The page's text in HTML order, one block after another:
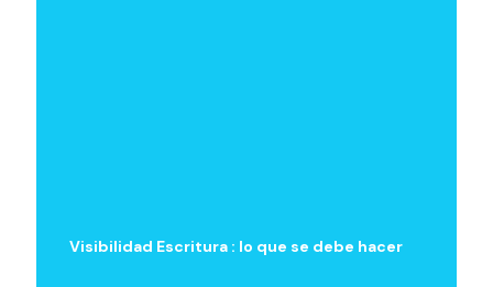
Visibilidad Escritura : lo que se debe hacer